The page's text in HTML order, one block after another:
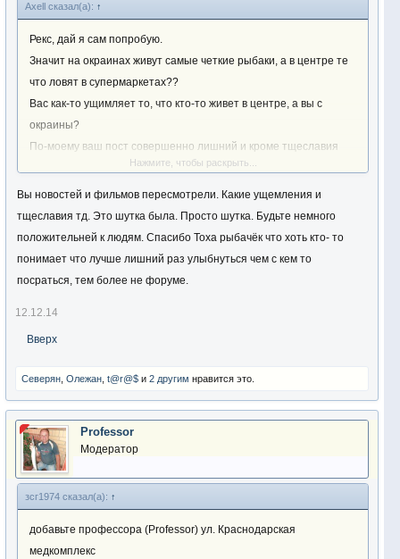
Axell сказал(а): ↑
Рекс, дай я сам попробую.
Значит на окраинах живут самые четкие рыбаки, а в центре те
что ловят в супермаркетах??
Вас как-то ущимляет то, что кто-то живет в центре, а вы с
окраины?
По-моему ваш пост совершенно лишний и кроме тщеславия
ничего , Вам , не принес
Нажмите, чтобы раскрыть...
Вы новостей и фильмов пересмотрели. Какие ущемления и
тщеславия тд. Это шутка была. Просто шутка. Будьте немного
положительней к людям. Спасибо Тоха рыбачёк что хоть кто- то
понимает что лучше лишний раз улыбнуться чем с кем то
посраться, тем более не форуме.
12.12.14
Вверх
Северян Олежан t@r@$ и 2 другим нравится это.
Professor
Модератор
зсг1974 сказал(а): ↑
добавьте профессора (Professor) ул. Краснодарская
медкомплекс